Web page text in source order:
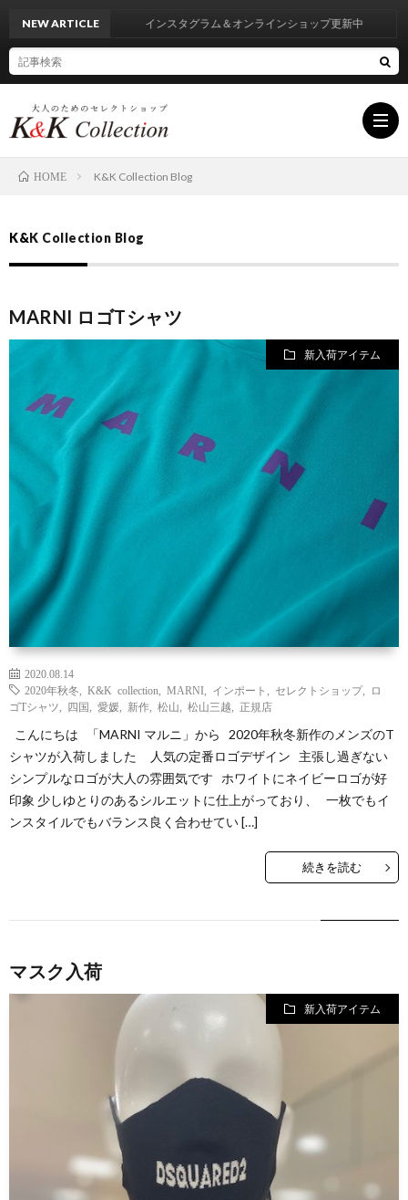
LIST
NEW ARTICLE インスタグラム＆オンラインショップ更新中
HOME K&K Collection Blog
K&K Collection Blog
MARNI ロゴTシャツ
新入荷アイテム
2020.08.14
2020年秋冬
K&K collection MARNI インポート セレクトショップ,
ロ
ゴTシャツ
四国 愛媛 新作 松山 松山三越 正規店
こんにちは 「MARNI マルニ」から 2020年秋冬新作のメンズのT
シャツが入荷しました 人気の定番ロゴデザイン 主張し過ぎない
シンプルなロゴが大人の雰囲気です ホワイトにネイビーロゴが好
印象 少しゆとりのあるシルエットに仕上がっており、 一枚でもイ
ンスタイルでもバランス良く合わせてい […]
続きを読む
マスク入荷
新入荷アイテム